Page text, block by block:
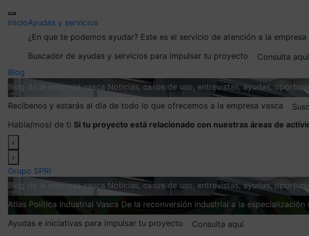
InicioAyudas y servicios
¿En que te podemos ayudar? Este es el servicio de atención a la empresa
Buscador de ayudas y servicios para impulsar tu proyecto
Consulta aquí
Blog
Blog de la empresa vasca Noticias, casos de uso, entrevistas, ayudas,
Recíbenos y estarás al día de todo lo que ofrecemos a la empresa vasca
Habla(mos) de ti Si tu proyecto está relacionado con nuestras áreas de
‹
›
Grupo SPRI
Blog de la empresa vasca Noticias, casos de uso, entrevistas, ayudas,
Atlas Política Industrial Vasca De la reconversión industrial a la especialización
Ayudas e iniciativas para impulsar tu proyecto
Consulta aquí